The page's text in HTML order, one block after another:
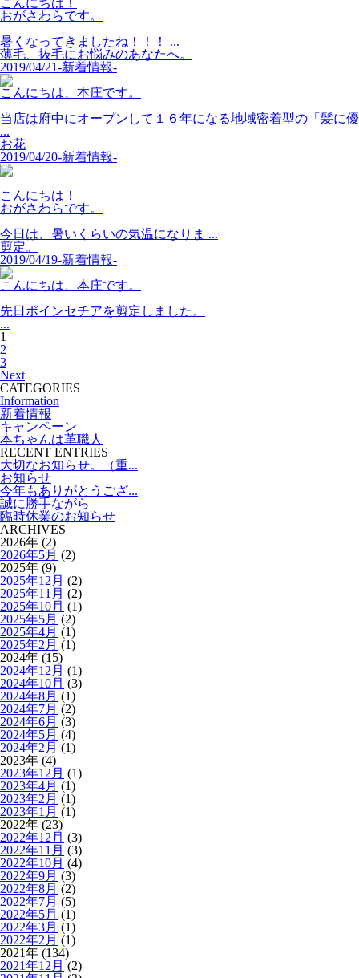
こんにちは！
おがさわらです。
暑くなってきましたね！！！ ...
薄毛、抜毛にお悩みのあなたへ。
2019/04/21-新着情報-
こんにちは、本庄です。
当店は府中にオープンして１６年になる地域密着型の「髪に優
...
お花
2019/04/20-新着情報-
こんにちは！
おがさわらです。
今日は、暑いくらいの気温になりま ...
剪定。
2019/04/19-新着情報-
こんにちは、本庄です。
先日ポインセチアを剪定しました。
...
1
2
3
Next
CATEGORIES
Information
新着情報
キャンペーン
本ちゃんは革職人
RECENT ENTRIES
大切なお知らせ。（重...
お知らせ
今年もありがとうござ...
誠に勝手ながら
臨時休業のお知らせ
ARCHIVES
2026年 (2)
2026年5月 (2)
2025年 (9)
2025年12月 (2)
2025年11月 (2)
2025年10月 (1)
2025年5月 (2)
2025年4月 (1)
2025年2月 (1)
2024年 (15)
2024年12月 (1)
2024年10月 (3)
2024年8月 (1)
2024年7月 (2)
2024年6月 (3)
2024年5月 (4)
2024年2月 (1)
2023年 (4)
2023年12月 (1)
2023年4月 (1)
2023年2月 (1)
2023年1月 (1)
2022年 (23)
2022年12月 (3)
2022年11月 (3)
2022年10月 (4)
2022年9月 (3)
2022年8月 (2)
2022年7月 (5)
2022年5月 (1)
2022年3月 (1)
2022年2月 (1)
2021年 (134)
2021年12月 (2)